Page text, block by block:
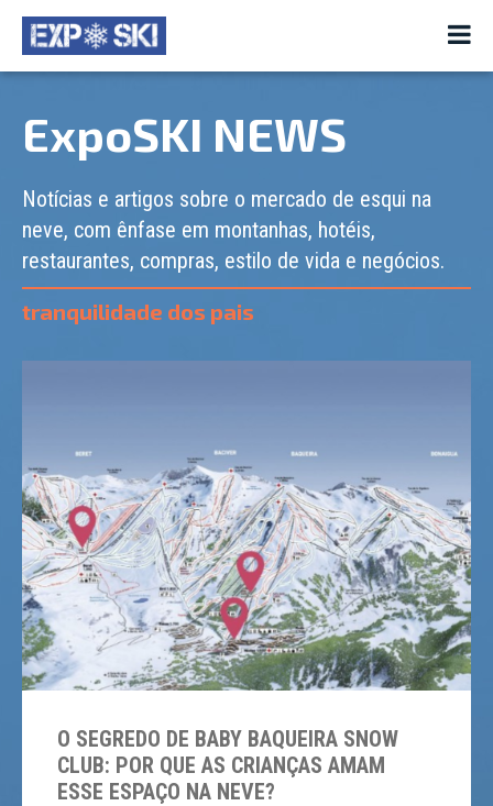
ExpoSKI NEWS
Notícias e artigos sobre o mercado de esqui na
neve, com ênfase em montanhas, hotéis,
restaurantes, compras, estilo de vida e negócios.
tranquilidade dos pais
O SEGREDO DE BABY BAQUEIRA SNOW
CLUB: POR QUE AS CRIANÇAS AMAM
ESSE ESPAÇO NA NEVE?